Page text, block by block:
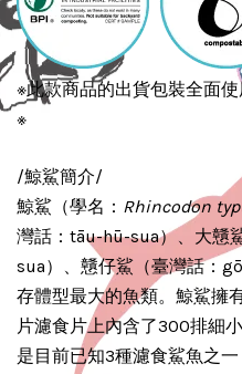
※此款商品的出貨包裝全面
※
/鯨鯊簡介/
鯨鯊（學名： Rhincodon
灣話：tāu-hū-sua）、大戇
sua）、戇仔鯊（臺灣話：
存體型最大的魚類。鯨鯊擁
片濾食片上內含了300排細
是目前已知3種濾食鯊魚之